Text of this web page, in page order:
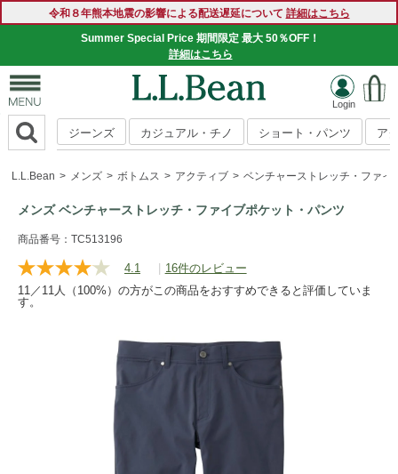
令和８年熊本地震の影響による配送遅延について 詳細はこちら
Summer Special Price 期間限定 最大 50％OFF！
詳細はこちら
ジーンズ カジュアル・チノ ショート・パンツ ア
L.L.Bean メンズ ボトムス アクティブ ベンチャーストレッチ・ファイ
メンズ ベンチャーストレッチ・ファイブポケット・パンツ
https://www.llbean.co.jp/mens/bottoms/active-
bottoms/g/P125227.html
商品番号：TC513196
4.1
レ
ビ
読
む.
| 16件のレビュー
11／11人（100%）の方がこの商品をおすすめできると評価していま
す。